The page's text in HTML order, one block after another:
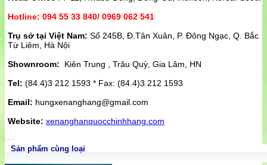
Hotline: 094 55 33 840/ 0969 062 541
Trụ sở tại Việt Nam: Số 245B, Đ.Tân Xuân, P. Đông Ngạc, Q. Bắc
Từ Liêm, Hà Nội
Shownroom: Kiên Trung , Trâu Quỳ, Gia Lâm, HN
Tel: (84.4)3 212 1593 * Fax: (84.4)3 212 1593
Email: hungxenanghang@gmail.com
Website: xenanghanquocchinhhang.com
Sản phẩm cùng loại